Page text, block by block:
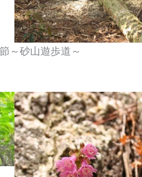
～砂山遊歩道～